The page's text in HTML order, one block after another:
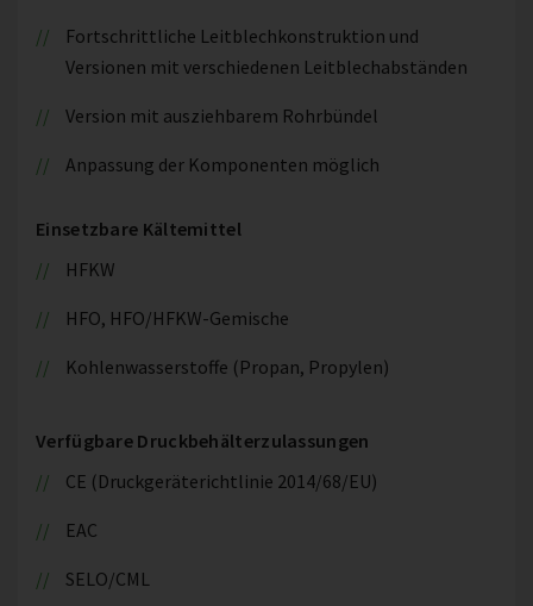
Fortschrittliche Leitblechkonstruktion und
Versionen mit verschiedenen Leitblechabständen
Version mit ausziehbarem Rohrbündel
Anpassung der Komponenten möglich
Einsetzbare Kältemittel
HFKW
HFO, HFO/HFKW-Gemische
Kohlenwasserstoffe (Propan, Propylen)
Verfügbare Druckbehälterzulassungen
CE (Druckgeräterichtlinie 2014/68/EU)
EAC
SELO/CML